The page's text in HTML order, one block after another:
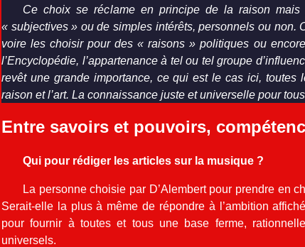
Ce choix se réclame en principe de la raison
« subjectives » ou de simples intérêts, personnels ou non.
voire les choisir pour des « raisons » politiques ou
l’Encyclopédie, l’appartenance à tel ou tel groupe
revêt une grande importance, ce qui est le cas ici, toutes
raison et l’art. La connaissance juste et universelle pour
Entre savoirs et pouvoirs,
Qui pour rédiger les articles sur la musique ?
La personne choisie par D’Alembert pour prendre en
Serait-elle la plus à même de répondre à l’ambition
pour fournir à toutes et tous une base ferme,
universels.